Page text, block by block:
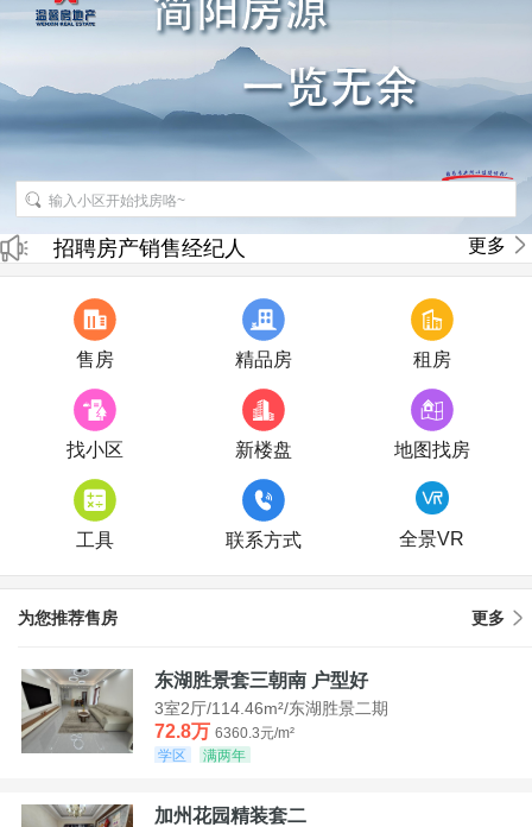
招聘房产销售经纪人
房产直播
更多
售房 精品房 租房
找小区 新楼盘 地图找房
工具 联系方式 全景VR
为您推荐售房 更多
东湖胜景套三朝南 户型好
3室2厅/114.46m²/东湖胜景二期
72.8万 6360.3元/m²
学区
满两年
加州花园精装套二